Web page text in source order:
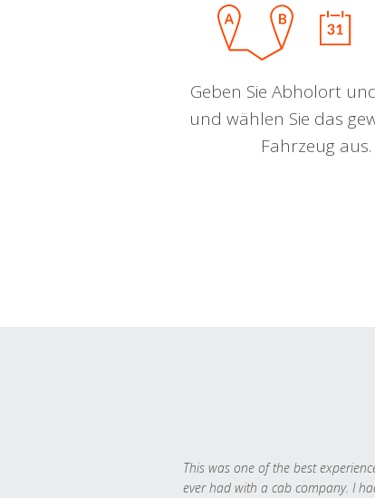
Geben Sie Abholort
und wählen Sie das
Fahrzeug aus.
This was one of the best
ever had with a cab company. I